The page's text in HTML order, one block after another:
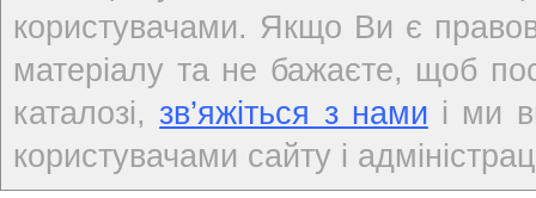
користувачами. Якщо Ви є
матеріалу та не бажаєте, щоб
каталозі,зв’яжіться з нами і ми
користувачами сайту і